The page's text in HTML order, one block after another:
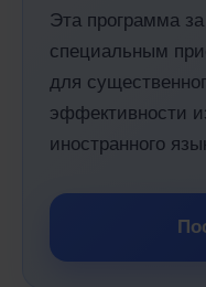
Эта программа
специальным
для
эффективности
иностранного